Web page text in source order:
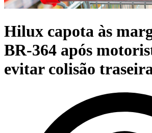
Hilux capota às
BR-364 após
evitar colisão